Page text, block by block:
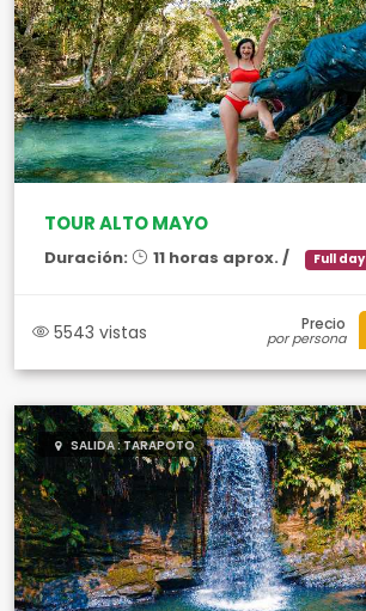
TOUR ALTO MAYO
Duración: 11 horas aprox. / Full day
5543 vistas Precio
por persona
SALIDA : TARAPOTO